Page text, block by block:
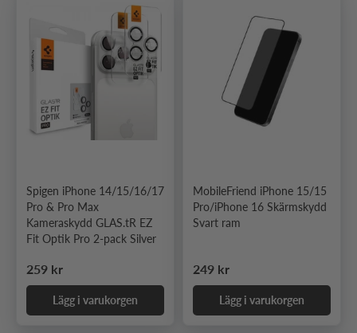
Spigen iPhone 14/15/16/17
Pro & Pro Max
Kameraskydd GLAS.tR EZ
Fit Optik Pro 2-pack Silver
Ordinarie pris
259 kr
Lägg i varukorgen
MobileFriend iPhone 15/15
Pro/iPhone 16 Skärmskydd
Svart ram
Ordinarie pris
249 kr
Lägg i varukorgen